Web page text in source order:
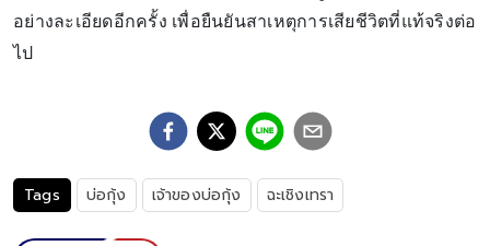
อย่างละเอียดอีกครั้ง เพื่อยืนยันสาเหตุการเสียชีวิตที่แท้จริงต่อ
ไป
Tags บ่อกุ้ง เจ้าของบ่อกุ้ง ฉะเชิงเทรา